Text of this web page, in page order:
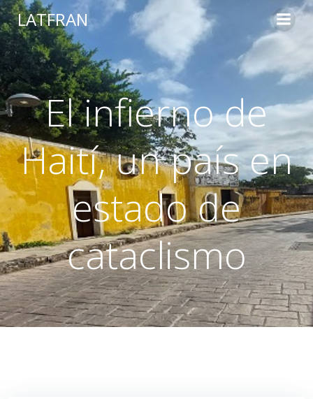
LATFRAN
El infierno de
Haití, un país en
estado de
cataclismo